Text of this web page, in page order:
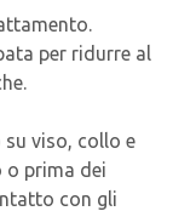
per ridurre al
viso, collo e
o prima dei
con gli